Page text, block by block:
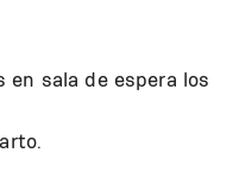
en sala de espera los